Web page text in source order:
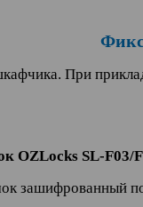
При
OZLocks SL-F03/
зашифрованный